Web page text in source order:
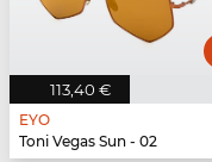
113,40 €
EYO
Toni Vegas Sun - 02